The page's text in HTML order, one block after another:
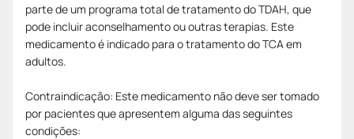
parte de um programa total de tratamento do TDAH, que
pode incluir aconselhamento ou outras terapias. Este
medicamento é indicado para o tratamento do TCA em
adultos.
Contraindicação: Este medicamento não deve ser tomado
por pacientes que apresentem alguma das seguintes
condições: